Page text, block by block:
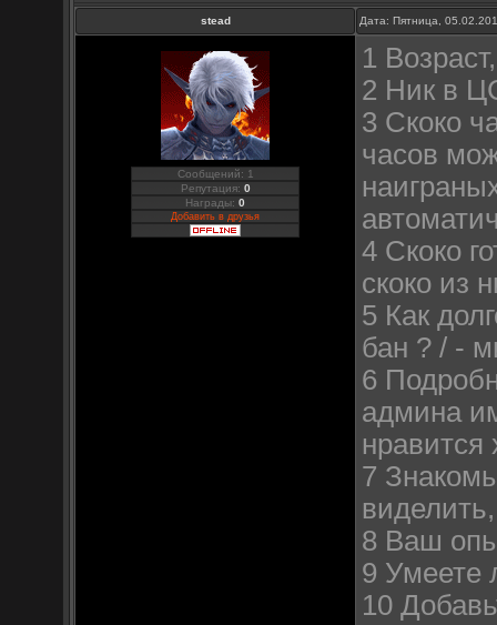
stead Дата: Пятница,
Сообщений: 1
Репутация: 0
Награды:0
Добавить в друзья
1
2 Ник в
3 Скоко
часов
4 Скоко
скоко из
5 Как
бан ? / -
6
админа
нравится
7
8 Ваш
9 Умеете
10